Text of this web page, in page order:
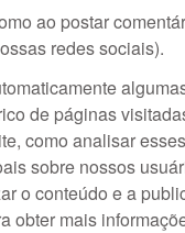
ao postar
redes sociais).
de páginas
como analisar
sobre nossos
o conteúdo e a
obter mais